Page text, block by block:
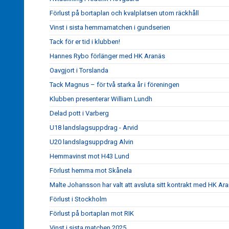
Förlust på bortaplan och kvalplatsen utom räckhåll
Vinst i sista hemmamatchen i gundserien
Tack för er tid i klubben!
Hannes Rybo förlänger med HK Aranäs
Oavgjort i Torslanda
Tack Magnus – för två starka år i föreningen
Klubben presenterar William Lundh
Delad pott i Varberg
U18 landslagsuppdrag - Arvid
U20 landslagsuppdrag Alvin
Hemmavinst mot H43 Lund
Förlust hemma mot Skånela
Malte Johansson har valt att avsluta sitt kontrakt med HK
Förlust i Stockholm
Förlust på bortaplan mot RIK